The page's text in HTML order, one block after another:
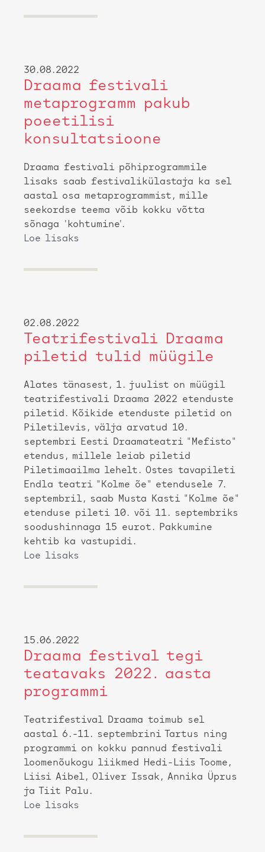
30.08.2022
Draama festivali
metaprogramm pakub
poeetilisi
konsultatsioone
Draama festivali põhiprogrammile
lisaks saab festivalikülastaja ka sel
aastal osa metaprogrammist, mille
seekordse teema võib kokku võtta
sõnaga 'kohtumine'.
Loe lisaks
02.08.2022
Teatrifestivali Draama
piletid tulid müügile
Alates tänasest, 1. juulist on müügil
teatrifestivali Draama 2022 etenduste
piletid. Kõikide etenduste piletid on
Piletilevis, välja arvatud 10.
septembri Eesti Draamateatri "Mefisto"
etendus, millele leiab piletid
Piletimaailma lehelt. Ostes tavapileti
Endla teatri "Kolme õe" etendusele 7.
septembril, saab Musta Kasti "Kolme õe"
etenduse pileti 10. või 11. septembriks
soodushinnaga 15 eurot. Pakkumine
kehtib ka vastupidi.
Loe lisaks
15.06.2022
Draama festival tegi
teatavaks 2022. aasta
programmi
Teatrifestival Draama toimub sel
aastal 6.-11. septembrini Tartus ning
programmi on kokku pannud festivali
loomenõukogu liikmed Hedi-Liis Toome,
Liisi Aibel, Oliver Issak, Annika Üprus
ja Tiit Palu.
Loe lisaks